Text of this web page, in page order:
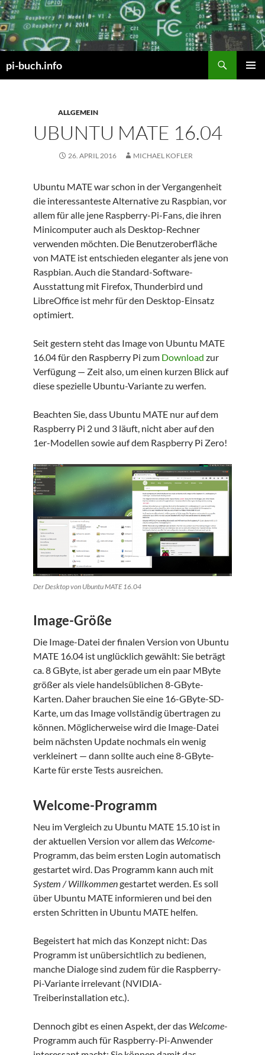
Zum
Inhalt
springen
pi-buch.info
ALLGEMEIN
UBUNTU MATE 16.04
26. APRIL 2016 MICHAEL KOFLER
Ubuntu MATE war schon in der Vergangenheit
die interessanteste Alternative zu Raspbian, vor
allem für alle jene Raspberry-Pi-Fans, die ihren
Minicomputer auch als Desktop-Rechner
verwenden möchten. Die Benutzeroberfläche
von MATE ist entschieden eleganter als jene von
Raspbian. Auch die Standard-Software-
Ausstattung mit Firefox, Thunderbird und
LibreOffice ist mehr für den Desktop-Einsatz
optimiert.
Seit gestern steht das Image von Ubuntu MATE
16.04 für den Raspberry Pi zum Download zur
Verfügung — Zeit also, um einen kurzen Blick auf
diese spezielle Ubuntu-Variante zu werfen.
Beachten Sie, dass Ubuntu MATE nur auf dem
Raspberry Pi 2 und 3 läuft, nicht aber auf den
1er-Modellen sowie auf dem Raspberry Pi Zero!
Der Desktop von Ubuntu MATE 16.04
Image-Größe
Die Image-Datei der finalen Version von Ubuntu
MATE 16.04 ist unglücklich gewählt: Sie beträgt
ca. 8 GByte, ist aber gerade um ein paar MByte
größer als viele handelsüblichen 8-GByte-
Karten. Daher brauchen Sie eine 16-GByte-SD-
Karte, um das Image vollständig übertragen zu
können. Möglicherweise wird die Image-Datei
beim nächsten Update nochmals ein wenig
verkleinert — dann sollte auch eine 8-GByte-
Karte für erste Tests ausreichen.
Welcome-Programm
Neu im Vergleich zu Ubuntu MATE 15.10 ist in
der aktuellen Version vor allem das Welcome-
Programm, das beim ersten Login automatisch
gestartet wird. Das Programm kann auch mit
System / Willkommengestartet werden. Es soll
über Ubuntu MATE informieren und bei den
ersten Schritten in Ubuntu MATE helfen.
Begeistert hat mich das Konzept nicht: Das
Programm ist unübersichtlich zu bedienen,
manche Dialoge sind zudem für die Raspberry-
Pi-Variante irrelevant (NVIDIA-
Treiberinstallation etc.).
Dennoch gibt es einen Aspekt, der das Welcome-
Programm auch für Raspberry-Pi-Anwender